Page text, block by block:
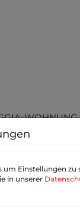
in 1140 Wien
Ausrichtung
Einstellungen zu
in unserer